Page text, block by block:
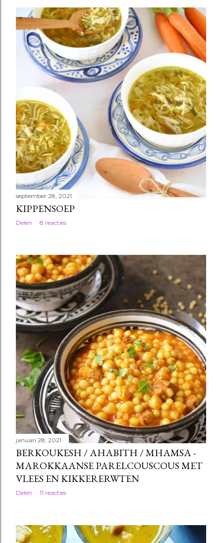
september 28, 2021
KIPPENSOEP
Delen 8 reacties
januari 28, 2021
BERKOUKESH / AHABITH / MHAMSA -
MAROKKAANSE PARELCOUSCOUS MET
VLEES EN KIKKERERWTEN
Delen 11 reacties